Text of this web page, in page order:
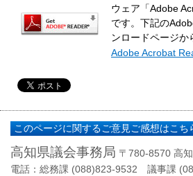
ウェア「Adobe
です。下記の
ンロードページか
Adobe Acrobat
このページに関するご意見ご感想はこち
高知県議会事務局 〒780-8570 高
電話：総務課 (088)823-9532 議事課